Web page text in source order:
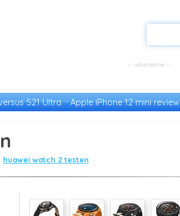
S21 Ultra Apple iPhone 12 mini review
huawei watch 2 testen